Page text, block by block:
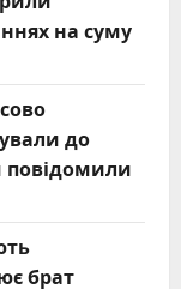
на суму
до
повідомили
брат